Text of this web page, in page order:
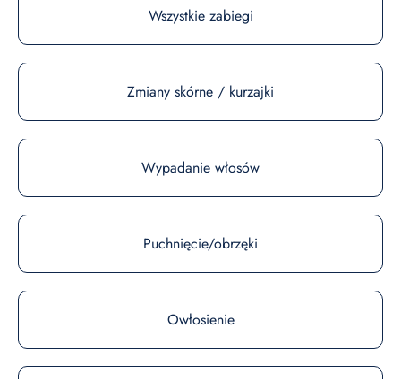
Wszystkie zabiegi
Zmiany skórne / kurzajki
Wypadanie włosów
Puchnięcie/obrzęki
Owłosienie